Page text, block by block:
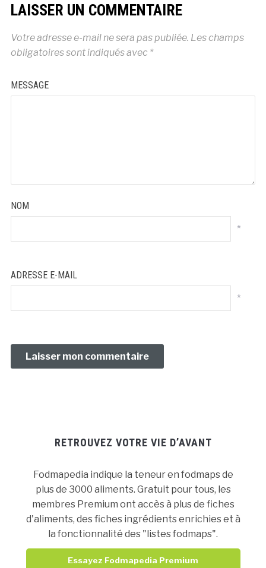
LAISSER UN COMMENTAIRE
Votre adresse e-mail ne sera pas publiée. Les champs
obligatoires sont indiqués avec *
MESSAGE
NOM
*
ADRESSE E-MAIL
*
RETROUVEZ VOTRE VIE D’AVANT
Fodmapedia indique la teneur en fodmaps de
plus de 3000 aliments. Gratuit pour tous, les
membres Premium ont accès à plus de fiches
d'aliments, des fiches ingrédients enrichies et à
la fonctionnalité des "listes fodmaps".
Essayez Fodmapedia Premium